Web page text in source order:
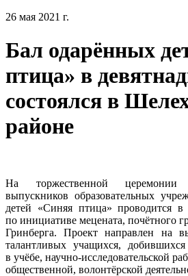
26 мая 2021 г.
Бал одарённых
птица» в
состоялся в
районе
На торжественной церемонии
выпускников образовательных
детей «Синяя птица» проводится
по инициативе мецената, почётного
Гринберга. Проект направлен на
талантливых учащихся, добившихся
в учёбе, научно-исследовательской
общественной, волонтёрской